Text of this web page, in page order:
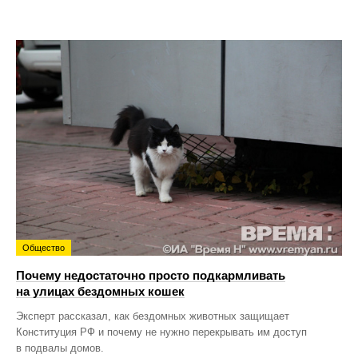
Общество
Почему недостаточно просто подкармливать
на улицах бездомных кошек
Эксперт рассказал, как бездомных животных защищает
Конституция РФ и почему не нужно перекрывать им доступ
в подвалы домов.